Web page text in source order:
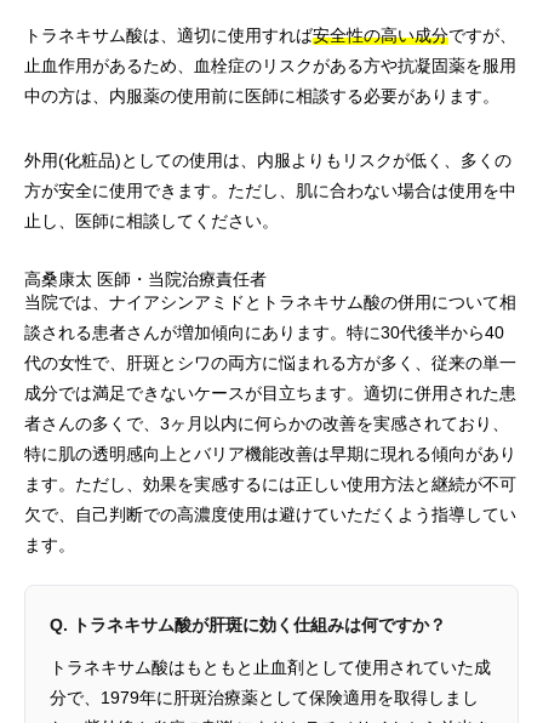
トラネキサム酸は、適切に使用すれば安全性の高い成分ですが、
止血作用があるため、血栓症のリスクがある方や抗凝固薬を服用
中の方は、内服薬の使用前に医師に相談する必要があります。
外用(化粧品)としての使用は、内服よりもリスクが低く、多くの
方が安全に使用できます。ただし、肌に合わない場合は使用を中
止し、医師に相談してください。
高桑康太 医師・当院治療責任者
当院では、ナイアシンアミドとトラネキサム酸の併用について相
談される患者さんが増加傾向にあります。特に30代後半から40
代の女性で、肝斑とシワの両方に悩まれる方が多く、従来の単一
成分では満足できないケースが目立ちます。適切に併用された患
者さんの多くで、3ヶ月以内に何らかの改善を実感されており、
特に肌の透明感向上とバリア機能改善は早期に現れる傾向があり
ます。ただし、効果を実感するには正しい使用方法と継続が不可
欠で、自己判断での高濃度使用は避けていただくよう指導してい
ます。
Q. トラネキサム酸が肝斑に効く仕組みは何ですか？
トラネキサム酸はもともと止血剤として使用されていた成
分で、1979年に肝斑治療薬として保険適用を取得しまし